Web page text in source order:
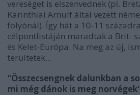
vereséget is elszenvednek (pl.
Karinthiai Arnulf által vezett
folyónál). Így hát a 10-11
célpontlistáján maradtak a Brit-
és Kelet-Európa. Na meg az új,
terültetek...
"Összecsengnek dalunkban a
mi még dánok is meg